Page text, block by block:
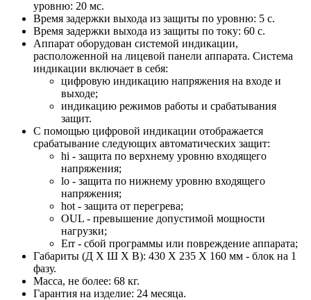
уровню: 20 мс.
Время задержки выхода из защиты по уровню: 5 с.
Время задержки выхода из защиты по току: 60 с.
Аппарат оборудован системой индикации,
расположенной на лицевой панели аппарата. Система
индикации включает в себя:
цифровую индикацию напряжения на входе и
выходе;
индикацию режимов работы и срабатывания
защит.
С помощью цифровой индикации отображается
срабатывание следующих автоматических защит:
hi - защита по верхнему уровню входящего
напряжения;
lo - защита по нижнему уровню входящего
напряжения;
hot - защита от перегрева;
OUL - превышение допустимой мощности
нагрузки;
Err - сбой программы или повреждение аппарата;
Габариты (Д Х Ш Х В): 430 X 235 X 160 мм - блок на 1
фазу.
Масса, не более: 68 кг.
Гарантия на изделие: 24 месяца.